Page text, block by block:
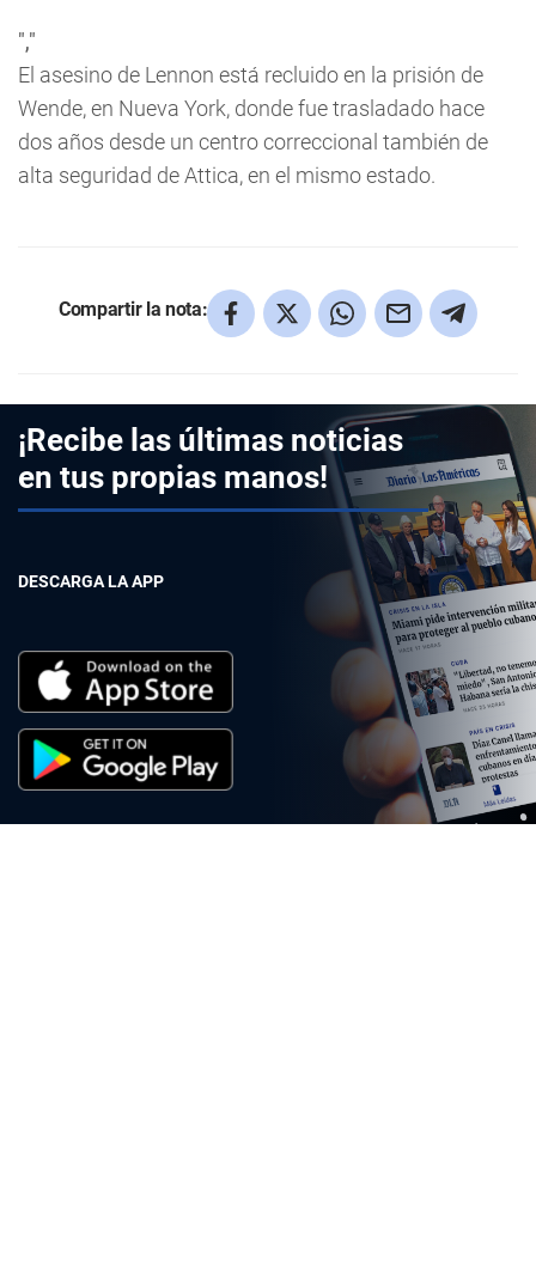
","
El asesino de Lennon está recluido en la prisión de
Wende, en Nueva York, donde fue trasladado hace
dos años desde un centro correccional también de
alta seguridad de Attica, en el mismo estado.
Compartir la nota:
¡Recibe las últimas noticias
en tus propias manos!
DESCARGA LA APP